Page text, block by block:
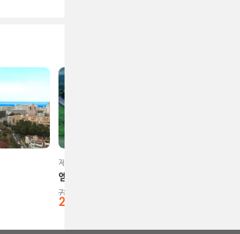
제주시
엠버퓨어힐호텔앤리조트
736,000
2